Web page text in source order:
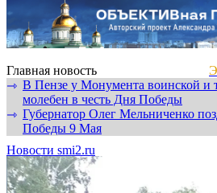
Главная новость
⇾ В Пензе у Монумента воинской и
молебен в честь Дня Победы
⇾ Губернатор Олег Мельниченко
Победы 9 Мая
Новости smi2.ru